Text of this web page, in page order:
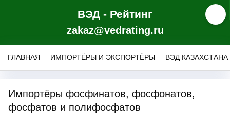
ВЭД - Рейтинг
zakaz@vedrating.ru
ГЛАВНАЯ ИМПОРТЁРЫ И ЭКСПОРТЁРЫ ВЭД КАЗАХСТАНА
Импортёры фосфинатов, фосфонатов,
фосфатов и полифосфатов